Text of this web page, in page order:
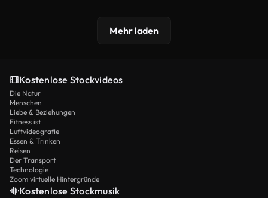
Mehr laden
Kostenlose Stockvideos
Die Natur
Menschen
Liebe & Beziehungen
Fitness ist
Luftvideografie
Essen & Trinken
Reisen
Der Transport
Technologie
Zoom virtuelle Hintergründe
Kostenlose Stockmusik